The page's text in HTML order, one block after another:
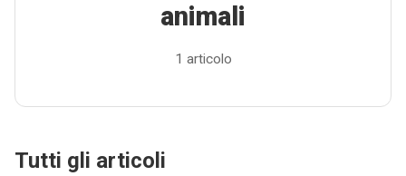
animali
1 articolo
Tutti gli articoli